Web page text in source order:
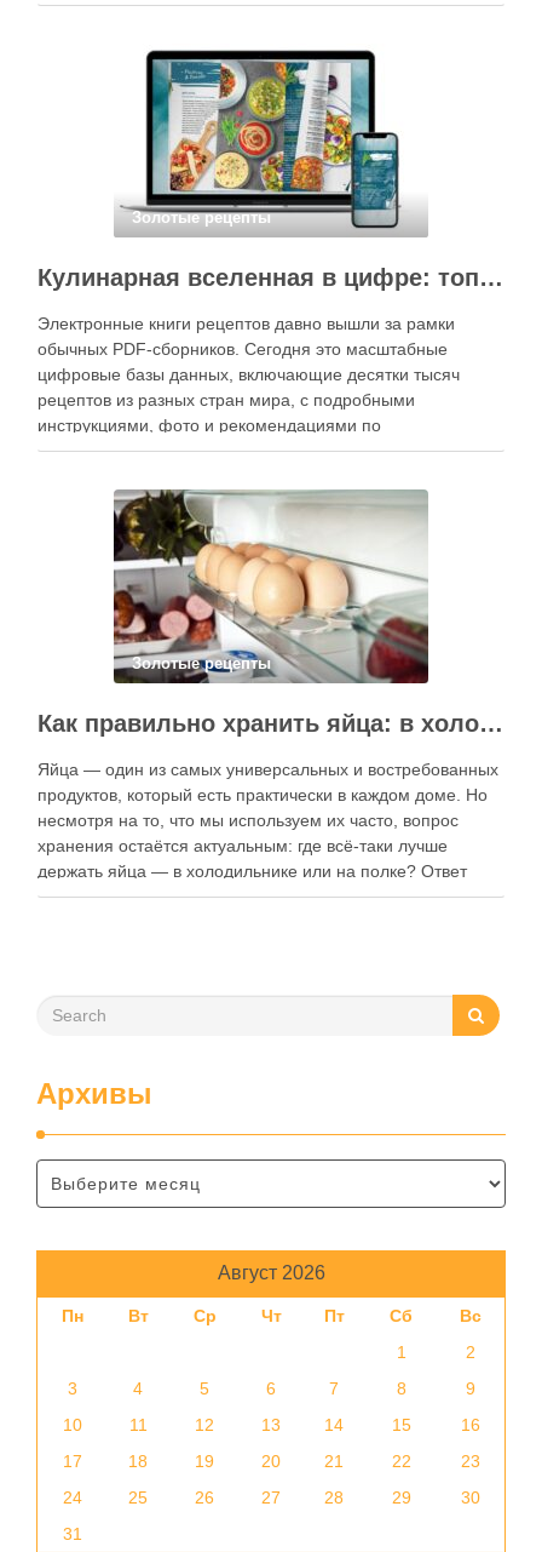
специального оборудования, однако на практике сделать
кухне. Главное — …
Золотые рецепты
Кулинарная вселенная в цифре: топ-3 самых больших электронных книг рецептов
Электронные книги рецептов давно вышли за рамки
обычных PDF-сборников. Сегодня это масштабные
цифровые базы данных, включающие десятки тысяч
рецептов из разных стран мира, с подробными
инструкциями, фото и рекомендациями по
приготовлению. В отличие от печатных изданий,
контент, расширять коллекции блюд и добавлять новые
функции. Ниже …
Золотые рецепты
Как правильно хранить яйца: в холодильнике или на полке?
Яйца — один из самых универсальных и востребованных
продуктов, который есть практически в каждом доме. Но
несмотря на то, что мы используем их часто, вопрос
хранения остаётся актуальным: где всё-таки лучше
держать яйца — в холодильнике или на полке? Ответ
зависит от нескольких факторов, включая температуру
Архивы
Август 2026
Пн Вт Ср Чт Пт Сб
Вс
1
2
3
4 5 6 7 8
9
10
11 12 13 14 15
16
17
18 19 20 21 22
23
24
25 26 27 28 29
30
31